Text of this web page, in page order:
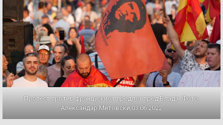
Протест против францускиот предлог пред Влада. Фото:
Александар Митовски,03.06.2022